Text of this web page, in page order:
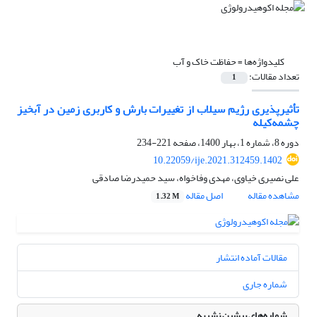
کلیدواژه‌ها =حفاظت خاک و آب
تعداد مقالات: 1
تأثیرپذیری رژیم سیلاب از تغییرات بارش و کاربری زمین در آبخیز
چشمه‌کیله
دوره 8، شماره 1، بهار 1400، صفحه
221-234
10.22059/ije.2021.312459.1402
علی نصیری خیاوی، مهدی وفاخواه، سید حمیدرضا صادقی
مشاهده مقاله
اصل مقاله 1.32 M
مقالات آماده انتشار
شماره جاری